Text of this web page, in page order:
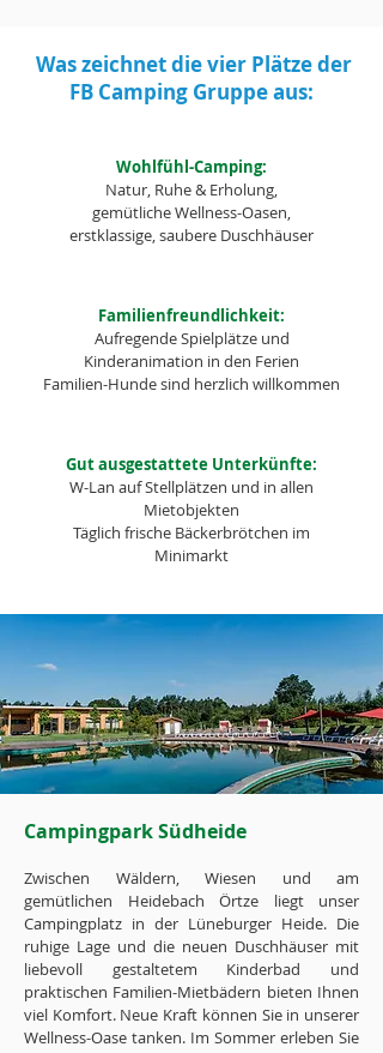
Was zeichnet die vier Plätze der
FB Camping Gruppe aus:​
Wohlfühl-Camping:
Natur, Ruhe & Erholung,
gemütliche Wellness-Oasen,
erstklassige, saubere Duschhäuser
Familienfreundlichkeit:
Aufregende Spielplätze und
Kinderanimation in den Ferien
Familien-Hunde sind herzlich willkommen
Gut ausgestattete Unterkünfte:
W-Lan auf Stellplätzen und in allen
Mietobjekten
Täglich frische Bäckerbrötchen im
Minimarkt
Campingpark Südheide
Zwischen Wäldern, Wiesen und am
gemütlichen Heidebach Örtze liegt unser
Campingplatz in der Lüneburger Heide. Die
ruhige Lage und die neuen Duschhäuser mit
liebevoll gestaltetem Kinderbad und
praktischen Familien-Mietbädern bieten Ihnen
viel Komfort. Neue Kraft können Sie in unserer
Wellness-Oase tanken. Im Sommer erleben Sie